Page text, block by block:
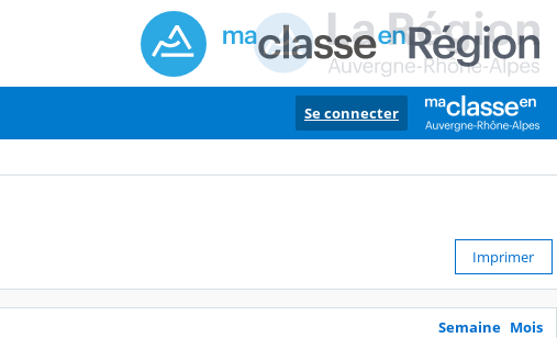
Se connecter
Imprimer
Semaine Mois